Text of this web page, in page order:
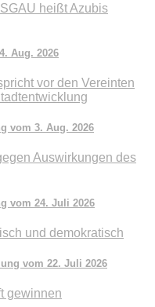
heißt Azubis
Aug. 2026
vor den Vereinten
vom 3. Aug. 2026
Auswirkungen des
vom 24. Juli 2026
und demokratisch
vom 22. Juli 2026
gewinnen